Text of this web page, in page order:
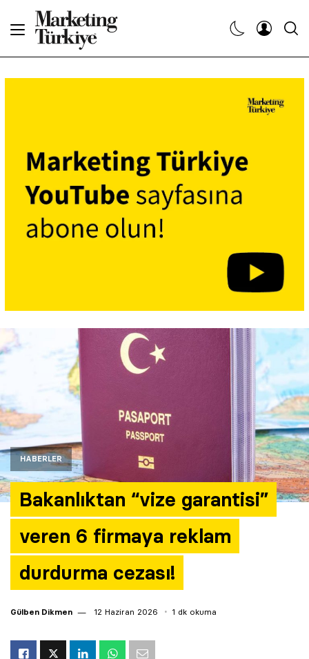
HABERLER
Bakanlıktan “vize garantisi”
veren 6 firmaya reklam
durdurma cezası!
Gülben Dikmen 12 Haziran 2026 1 dk okuma
Dergiler
Etkinlikler
Araştırma